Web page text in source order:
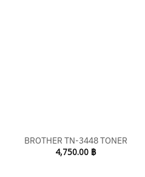
BROTHER TN-3448 TONER
4,750.00 ฿